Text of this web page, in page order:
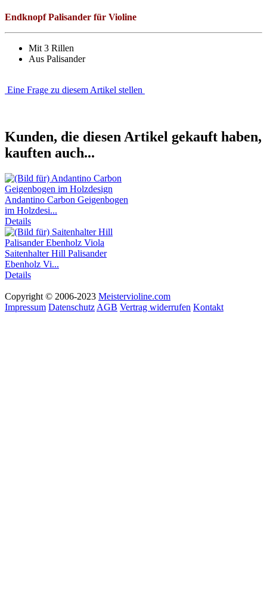
Endknopf Palisander für Violine
Mit 3 Rillen
Aus Palisander
Eine Frage zu diesem Artikel stellen
Kunden, die diesen Artikel gekauft haben,
kauften auch...
Andantino Carbon Geigenbogen
im Holzdesi...
Details
Saitenhalter Hill Palisander
Ebenholz Vi...
Details
Copyright © 2006-2023 Meistervioline.com
Impressum Datenschutz AGB Vertrag widerrufen Kontakt